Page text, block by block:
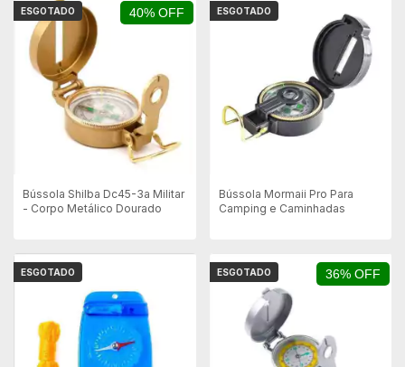
40% OFF
ESGOTADO
Bússola Shilba Dc45-3a Militar
- Corpo Metálico Dourado
ESGOTADO
Bússola Mormaii Pro Para
Camping e Caminhadas
ESGOTADO 36% OFF
ESGOTADO